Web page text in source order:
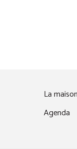
La maison
Agenda